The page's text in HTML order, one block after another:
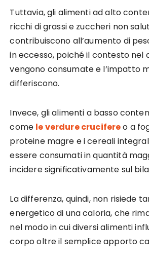
Tuttavia, gli alimenti ad alto
ricchi di grassi e zuccheri non
contribuiscono all’aumento di
in eccesso, poiché il contesto nel
vengono consumate e l’impatto
differiscono.
Invece, gli alimenti a basso
come le verdure crucifereo a
proteine magre e i cereali
essere consumati in quantità
incidere significativamente sul
La differenza, quindi, non risiede
energetico di una caloria, che
nel modo in cui diversi alimenti
corpo oltre il semplice apporto